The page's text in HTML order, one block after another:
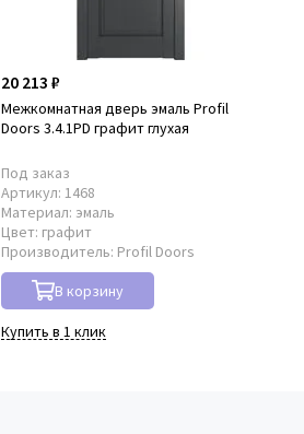
20 213 ₽
Межкомнатная дверь эмаль Profil
Doors 3.4.1PD графит глухая
Под заказ
Артикул: 1468
Материал: эмаль
Цвет: графит
Производитель: Profil Doors
В корзину
Купить в 1 клик